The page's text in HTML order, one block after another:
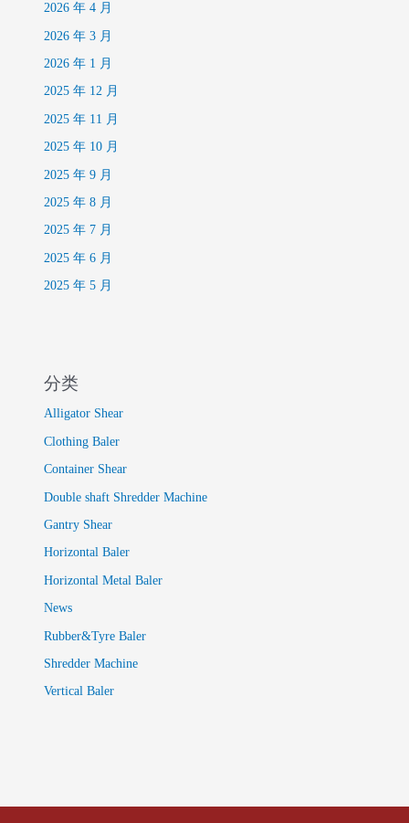
2026 年 4 月
2026 年 3 月
2026 年 1 月
2025 年 12 月
2025 年 11 月
2025 年 10 月
2025 年 9 月
2025 年 8 月
2025 年 7 月
2025 年 6 月
2025 年 5 月
分类
Alligator Shear
Clothing Baler
Container Shear
Double shaft Shredder Machine
Gantry Shear
Horizontal Baler
Horizontal Metal Baler
News
Rubber&Tyre Baler
Shredder Machine
Vertical Baler